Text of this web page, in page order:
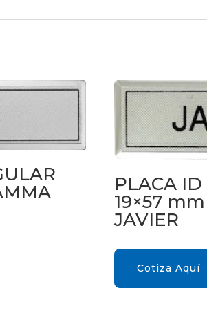
PLACA
19×57
JAVIER
Cotiza Aquí